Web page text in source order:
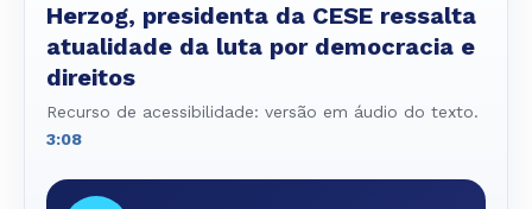
Herzog, presidenta da CESE ressalta
atualidade da luta por democracia e
direitos
Recurso de acessibilidade: versão em áudio do texto.
3:08